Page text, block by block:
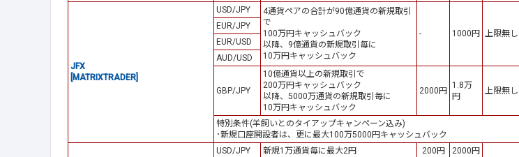
JFX
[MATRIXTRADER]
USD/JPY
4通貨ペアの合計が90億通貨の新規取引
で
100万円キャッシュバック
以降、9億通貨の新規取引毎に
10万円キャッシュバック
- 1000円 上限無し
EUR/JPY
EUR/USD
AUD/USD
GBP/JPY
10億通貨以上の新規取引で
200万円キャッシュバック
以降、5000万通貨の新規取引毎に
10万円キャッシュバック
2000円
1.8万
円
上限無し
特別条件(羊飼いとのタイアップキャンペーン込み)
･新規口座開設者は、更に最大100万5000円キャッシュバック
USD/JPY 新規1万通貨毎に最大2円 200円
2000円